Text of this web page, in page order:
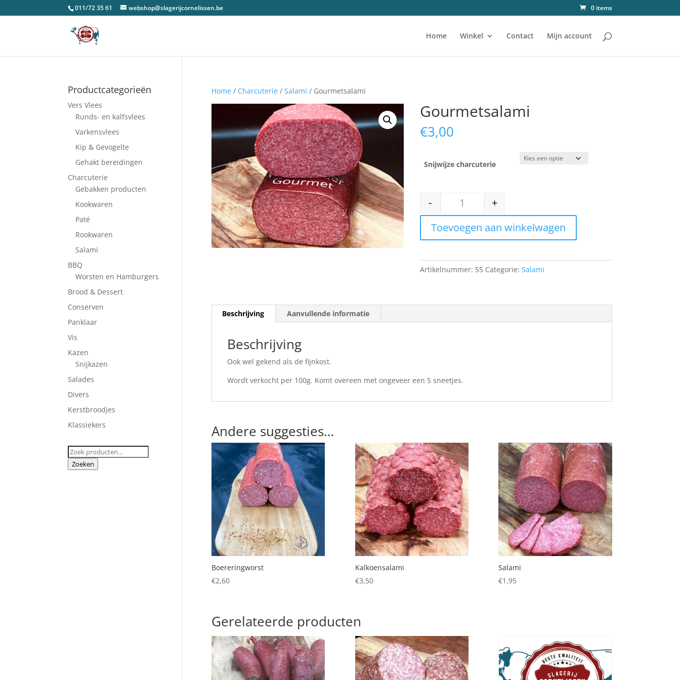
011/72 35 61 webshop@slagerijcornelissen.be 0 items
Home Winkel Contact Mijn account
Home/ Charcuterie/ Salami / Gourmetsalami
Gourmetsalami
€3,00
Snijwijze charcuterie
Gourmetsalami aantal
-
+
Toevoegen aan winkelwagen
Artikelnummer: 55 Categorie: Salami
Beschrijving Aanvullende informatie
Beschrijving
Ook wel gekend als de fijnkost.
Wordt verkocht per 100g. Komt overeen met ongeveer een 5 sneetjes.
Andere suggesties…
Boereringworst
€2,60
Kalkoensalami
€3,50
Salami
€1,95
Gerelateerde producten
Productcategorieën
Vers Vlees
Runds- en kalfsvlees
Varkensvlees
Kip & Gevogelte
Gehakt bereidingen
Charcuterie
Gebakken producten
Kookwaren
Paté
Rookwaren
Salami
BBQ
Worsten en Hamburgers
Brood & Dessert
Conserven
Panklaar
Vis
Kazen
Snijkazen
Salades
Divers
Kerstbroodjes
Klassiekers
Zoeken
naar:
Zoeken